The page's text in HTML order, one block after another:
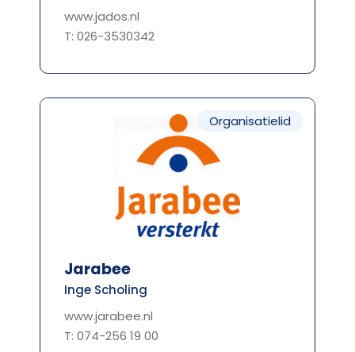
www.jados.nl
T: 026-3530342
Organisatielid
Jarabee
Inge Scholing
www.jarabee.nl
T: 074-256 19 00